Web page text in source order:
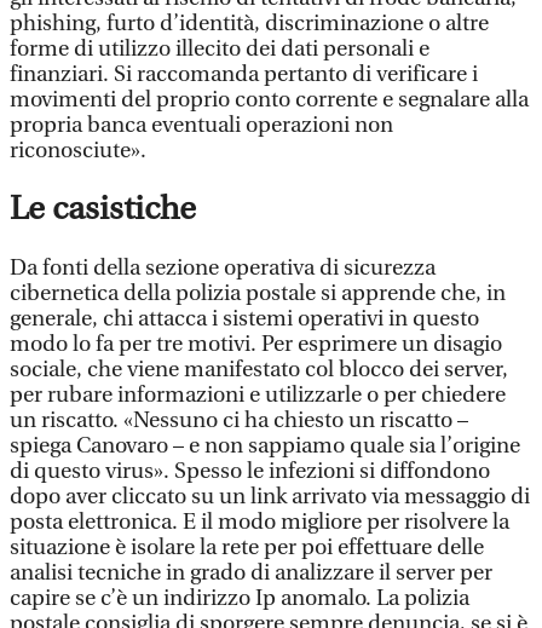
phishing, furto d’identità, discriminazione o altre
forme di utilizzo illecito dei dati personali e
finanziari. Si raccomanda pertanto di verificare i
movimenti del proprio conto corrente e segnalare alla
propria banca eventuali operazioni non
riconosciute».
Le casistiche
Da fonti della sezione operativa di sicurezza
cibernetica della polizia postale si apprende che, in
generale, chi attacca i sistemi operativi in questo
modo lo fa per tre motivi. Per esprimere un disagio
sociale, che viene manifestato col blocco dei server,
per rubare informazioni e utilizzarle o per chiedere
un riscatto. «Nessuno ci ha chiesto un riscatto –
spiega Canovaro – e non sappiamo quale sia l’origine
di questo virus». Spesso le infezioni si diffondono
dopo aver cliccato su un link arrivato via messaggio di
posta elettronica. E il modo migliore per risolvere la
situazione è isolare la rete per poi effettuare delle
analisi tecniche in grado di analizzare il server per
capire se c’è un indirizzo Ip anomalo. La polizia